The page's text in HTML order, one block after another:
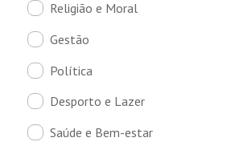
Religião e Moral
Gestão
Política
Desporto e Lazer
Saúde e Bem-estar